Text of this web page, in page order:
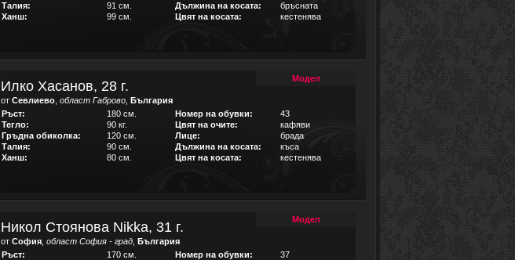
Талия:
91 см. Дължина на косата:
бръсната
Ханш:
99 см. Цвят на косата: кестенява
Илко Хасанов, 28 г. Модел
от Севлиево област Габрово България
Ръст:
180 см. Номер на обувки:
43
Тегло:
90 кг. Цвят на очите:
кафяви
Гръдна обиколка:
120 см. Лице:
брада
Талия:
90 см. Дължина на косата:
къса
Ханш:
80 см. Цвят на косата: кестенява
Никол Стоянова Nikka, 31 г. Модел
от София област София - град България
Ръст:
170 см. Номер на обувки:
37